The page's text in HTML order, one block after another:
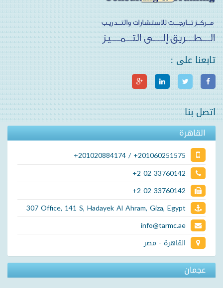
تابعنا على :
اتصل بنا
القاهرة
+201020884174 / +201060251575
+2 02 33760142
+2 02 33760142
307 Office, 141 S, Hadayek Al Ahram, Giza, Egypt
info@tarmc.ae
القاهرة - مصر
عجمان